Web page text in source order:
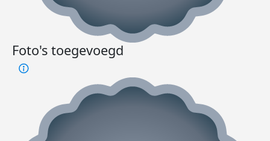
Foto's toegevoegd